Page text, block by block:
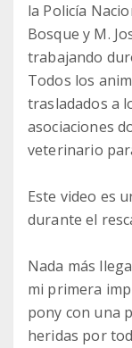
la Policía
Bosque y M.
trabajando
Todos los
trasladados a
asociaciones
veterinario
Este video es
durante el
Nada más
mi primera
pony con una
heridas por